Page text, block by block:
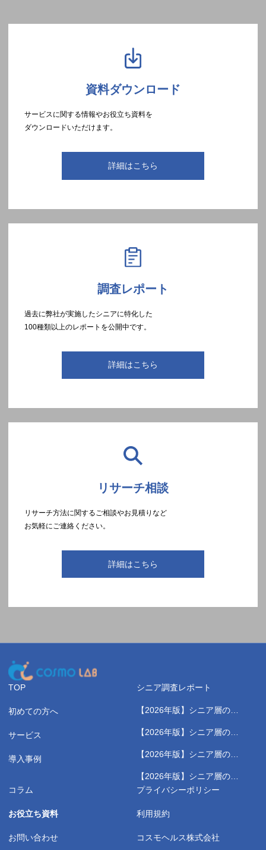
資料ダウンロード
サービスに関する情報やお役立ち資料を
ダウンロードいただけます。
詳細はこちら
調査レポート
過去に弊社が実施したシニアに特化した
100種類以上のレポートを公開中です。
詳細はこちら
リサーチ相談
リサーチ方法に関するご相談やお見積りなど
お気軽にご連絡ください。
詳細はこちら
TOP
初めての方へ
サービス
導入事例
シニア調査レポート
【2026年版】シニア層の健
ート
【2026年版】シニア層のス
レポート
【2026年版】シニア層の健
ート
【2026年版】シニア層の野
菜高騰に関する実態調査レポ
コラム
お役立ち資料
お問い合わせ
プライバシーポリシー
利用規約
コスモヘルス株式会社